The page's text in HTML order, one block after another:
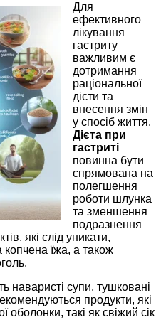
Для
ефективного
лікування
гастриту
важливим є
дотримання
раціональної
дієти та
внесення змін
у спосіб життя.
Дієта при
гастриті
повинна бути
спрямована на
полегшення
роботи шлунка
та зменшення
подразнення
які слід уникати,
їжа, а також
наваристі супи, тушковані
продукти, які
такі як свіжий сік